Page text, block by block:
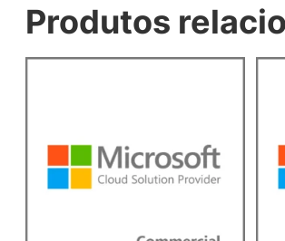
Produtos